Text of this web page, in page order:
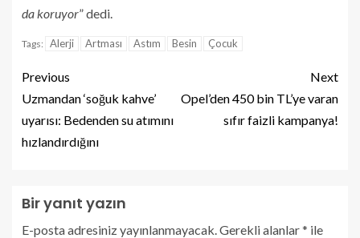
da koruyor” dedi.
Tags: Alerji Artması Astım Besin Çocuk
Previous
Uzmandan ‘soğuk kahve’
uyarısı: Bedenden su atımını
hızlandırdığını
Next
Opel’den 450 bin TL’ye varan
sıfır faizli kampanya!
Bir yanıt yazın
E-posta adresiniz yayınlanmayacak. Gerekli alanlar* ile